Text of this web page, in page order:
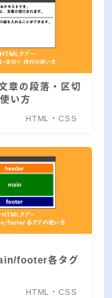
章の段落・区切
い方
HTML・CSS
footer各タグ
HTML・CSS